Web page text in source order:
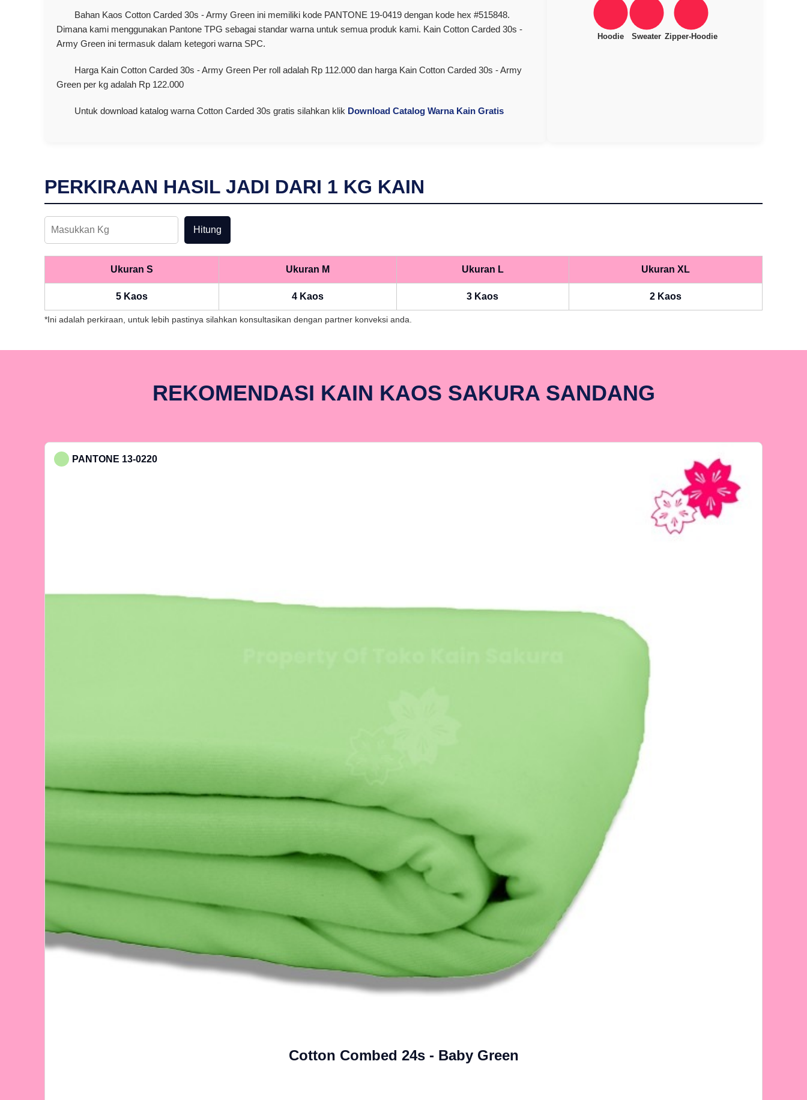
Bahan Kaos Cotton Carded 30s - Army Green ini memiliki kode PANTONE 19-0419 dengan kode hex #515848.
Dimana kami menggunakan Pantone TPG sebagai standar warna untuk semua produk kami. Kain Cotton Carded 30s -
Army Green ini termasuk dalam ketegori warna SPC.
Harga Kain Cotton Carded 30s - Army Green Per roll adalah Rp 112.000 dan harga Kain Cotton Carded 30s - Army
Green per kg adalah Rp 122.000
Untuk download katalog warna Cotton Carded 30s gratis silahkan klik Download Catalog Warna Kain Gratis
Hoodie Sweater Zipper-Hoodie
PERKIRAAN HASIL JADI DARI 1 KG KAIN
Hitung
Ukuran S Ukuran M Ukuran L Ukuran XL
5 Kaos 4 Kaos 3 Kaos 2 Kaos
*Ini adalah perkiraan, untuk lebih pastinya silahkan konsultasikan dengan partner konveksi anda.
REKOMENDASI KAIN KAOS SAKURA SANDANG
PANTONE 13-0220
Cotton Combed 24s - Baby Green